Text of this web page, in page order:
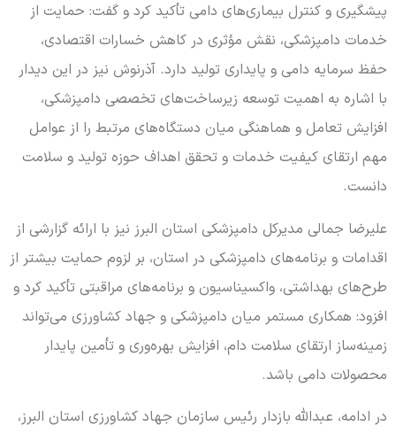
پیشگیری و کنترل بیماری‌های دامی تأکید کرد و گفت: حمایت از
خدمات دامپزشکی، نقش مؤثری در کاهش خسارات اقتصادی،
حفظ سرمایه دامی و پایداری تولید دارد. آذرنوش نیز در این دیدار
با اشاره به اهمیت توسعه زیرساخت‌های تخصصی دامپزشکی،
افزایش تعامل و هماهنگی میان دستگاه‌های مرتبط را از عوامل
مهم ارتقای کیفیت خدمات و تحقق اهداف حوزه تولید و سلامت
دانست.
علیرضا جمالی مدیرکل دامپزشکی استان البرز نیز با ارائه گزارشی از
اقدامات و برنامه‌های دامپزشکی در استان، بر لزوم حمایت بیشتر از
طرح‌های بهداشتی، واکسیناسیون و برنامه‌های مراقبتی تأکید کرد و
افزود: همکاری مستمر میان دامپزشکی و جهاد کشاورزی می‌تواند
زمینه‌ساز ارتقای سلامت دام، افزایش بهره‌وری و تأمین پایدار
محصولات دامی باشد.
در ادامه، عبدالله بازدار رئیس سازمان جهاد کشاورزی استان البرز،